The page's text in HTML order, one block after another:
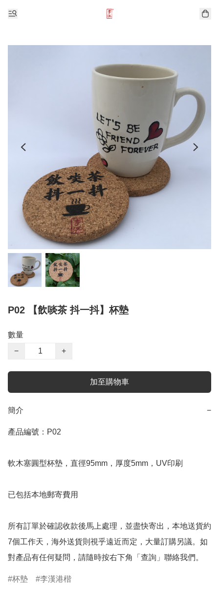
P02 【飲啖茶 抖一抖】杯墊
數量
−
+
加至購物車
簡介 −
產品編號：P02
軟木塞圓型杯墊，直徑95mm，厚度5mm，UV印刷
已包括本地郵寄費用
所有訂單於確認收款後馬上處理，並盡快寄出，本地送貨約
7個工作天，海外送貨則視乎遠近而定，大量訂購另議。如
對產品有任何疑問，請隨時按右下角「查詢」聯絡我們。
杯墊 李漢港楷